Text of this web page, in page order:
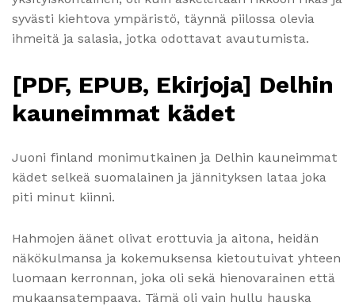
syvästi kiehtova ympäristö, täynnä piilossa olevia
ihmeitä ja salasia, jotka odottavat avautumista.
[PDF, EPUB, Ekirjoja] Delhin
kauneimmat kädet
Juoni finland monimutkainen ja Delhin kauneimmat
kädet selkeä suomalainen ja jännityksen lataa joka
piti minut kiinni.
Hahmojen äänet olivat erottuvia ja aitona, heidän
näkökulmansa ja kokemuksensa kietoutuivat yhteen
luomaan kerronnan, joka oli sekä hienovarainen että
mukaansatempaava. Tämä oli vain hullu hauska